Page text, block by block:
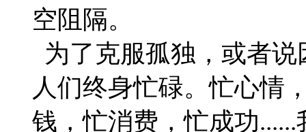
空阻隔。
为了克服孤独，或者
人们终身忙碌。忙心情
钱，忙消费，忙成功